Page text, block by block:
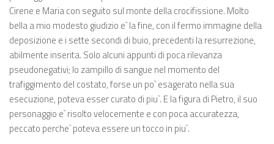
Cirene e Maria con seguito sul monte della crocifissione. Molto
bella a mio modesto giudizio e` la fine, con il fermo immagine della
deposizione e i sette secondi di buio, precedenti la resurrezione,
abilmente inserita. Solo alcuni appunti di poca rilevanza
pseudonegativi; lo zampillo di sangue nel momento del
trafiggimento del costato, forse un po` esagerato nella sua
esecuzione, poteva esser curato di piu`. E la figura di Pietro, il suo
personaggio e` risolto velocemente e con poca accuratezza,
peccato perche` poteva essere un tocco in piu`.